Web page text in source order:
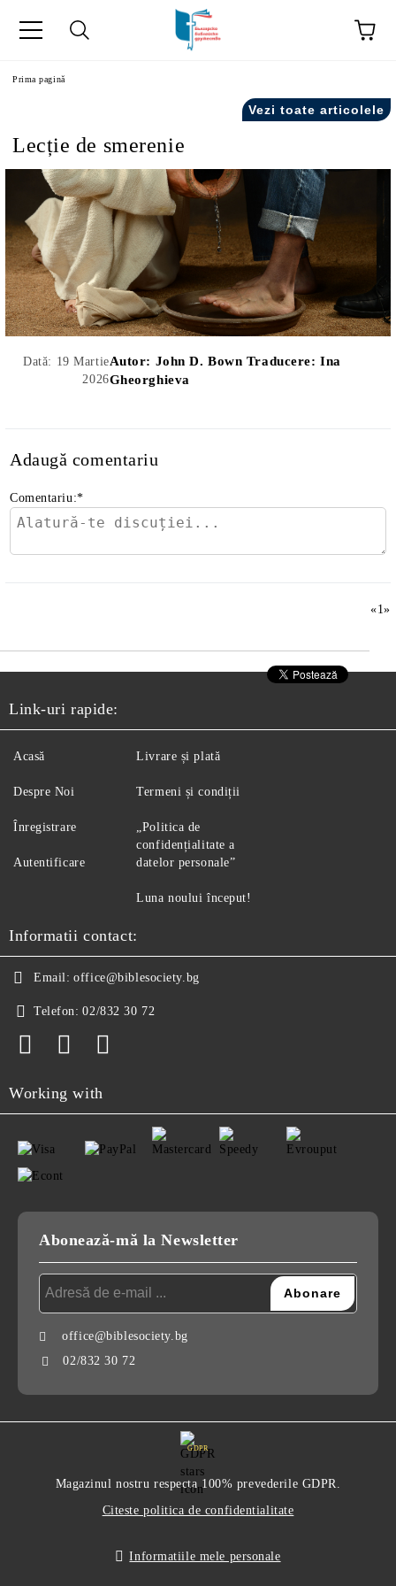
Prima pagină
Vezi toate articolele
Lecție de smerenie
Dată: 19 Martie
2026
Autor: John D. Bown Traducere: Ina
Gheorghieva
Adaugă comentariu
Comentariu:*
«1»
Link-uri rapide:
Acasă
Despre Noi
Înregistrare
Autentificare
Livrare și plată
Termeni și condiții
„Politica de
confidențialitate a
datelor personale”
Luna noului început!
Informatii contact:
Email: office@biblesociety.bg
Telefon: 02/832 30 72
Working with
Abonează-mă la Newsletter
office@biblesociety.bg
02/832 30 72
GDPR
Magazinul nostru respecta 100% prevederile GDPR.
Citeste politica de confidentialitate
Informatiile mele personale